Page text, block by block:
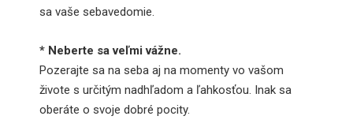
sa vaše sebavedomie.
* Neberte sa veľmi vážne.
Pozerajte sa na seba aj na momenty vo vašom
živote s určitým nadhľadom a ľahkosťou. Inak sa
oberáte o svoje dobré pocity.